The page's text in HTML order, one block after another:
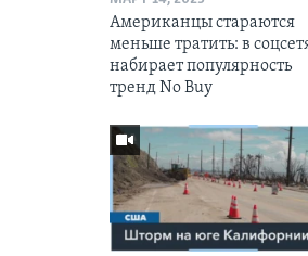
Американцы стараются
меньше тратить: в
набирает популярность
тренд No Buy